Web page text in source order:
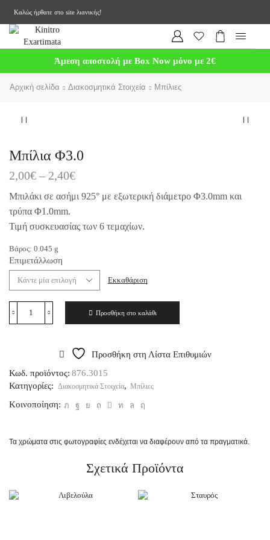
Καλώς ήρθατε στο site λιανικής!
Άμεση αποστολή με Box Now μόνο με 2€
Αρχική σελίδα Διακοσμητικά Στοιχεία Μπίλιες
Μπίλια Φ3.0
2,00€ – 2,40€
Μπιλάκι σε ασήμι 925° με εξωτερική διάμετρο Φ3.0mm και
τρύπα Φ1.0mm.
Τιμή συσκευασίας των 6 τεμαχίων.
Βάρος: 0.045 g
Επιμετάλλωση
Εκκαθάριση
Προσθήκη στο καλάθι
Προσθήκη στη Λίστα Επιθυμιών
Κωδ. προϊόντος: 876.3015
Κατηγορίες: Διακοσμητικά Στοιχεία, Μπίλιες
Κοινοποίηση:
Τα χρώματα στις φωτογραφίες ενδέχεται να διαφέρουν από τα πραγματικά.
Σχετικά Προϊόντα